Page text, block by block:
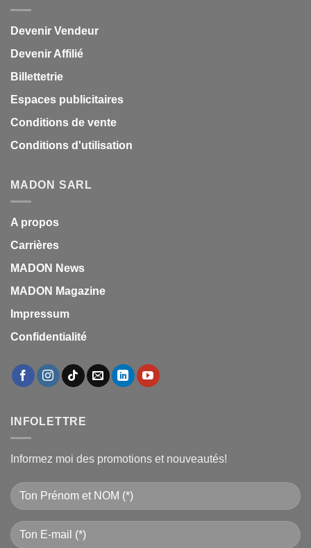
Devenir Vendeur
Devenir Affilié
Billettetrie
Espaces publicitaires
Conditions de vente
Conditions d'utilisation
MADON SARL
A propos
Carrières
MADON News
MADON Magazine
Impressum
Confidentialité
INFOLETTRE
Informez moi des promotions et nouveautés!